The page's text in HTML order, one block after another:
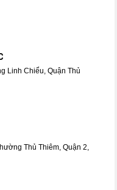
Linh Chiểu, Quận Thủ
Thủ Thiêm, Quận 2,